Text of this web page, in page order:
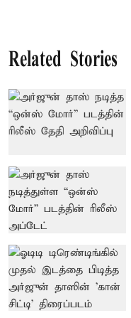
Related Stories